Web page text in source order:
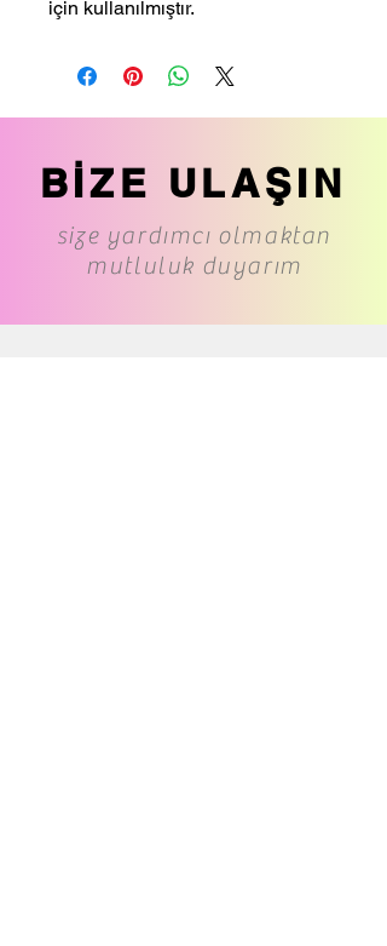
için kullanılmıştır.
BİZE ULAŞIN
size yardımcı olmaktan
mutluluk duyarım